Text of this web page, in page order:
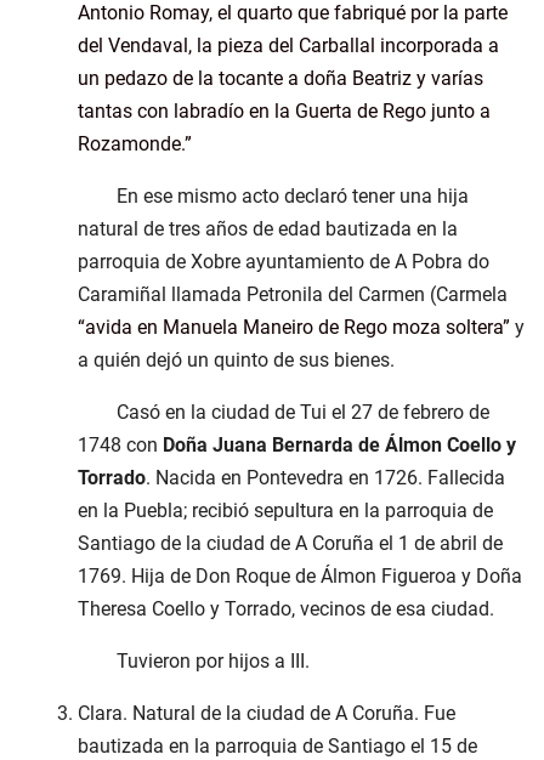
Antonio Romay, el quarto que fabriqué por la parte
del Vendaval, la pieza del Carballal incorporada a
un pedazo de la tocante a doña Beatriz y varías
tantas con labradío en la Guerta de Rego junto a
Rozamonde.
En ese mismo acto declaró tener una hija
natural de tres años de edad bautizada en la
parroquia de Xobre ayuntamiento de A Pobra do
Caramiñal llamada Petronila del Carmen (Carmela
avida en Manuela Maneiro de Rego moza soltera y
a quién dejó un quinto de sus bienes.
Casó en la ciudad de Tui el 27 de febrero de
1748 con Doña Juana Bernarda de Álmon Coello y
Torrado. Nacida en Pontevedra en 1726. Fallecida
en la Puebla; recibió sepultura en la parroquia de
Santiago de la ciudad de A Coruña el 1 de abril de
1769. Hija de Don Roque de Álmon Figueroa y Doña
Theresa Coello y Torrado, vecinos de esa ciudad.
Tuvieron por hijos a III.
Clara. Natural de la ciudad de A Coruña. Fue
bautizada en la parroquia de Santiago el 15 de